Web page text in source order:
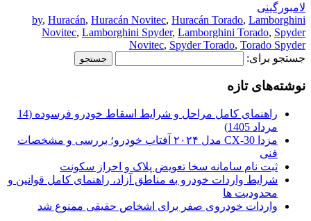
لامبورگینی
by, Huracán, Huracán Novitec, Huracán Torado, Lamborghini
Novitec, Lamborghini Spyder, Lamborghini Torado, Spyder
Novitec, Spyder Torado, Torado Spyder
جستجو برای:
نوشته‌های تازه
راهنمای کامل مراحل و شرایط اسقاط خودرو فرسوده (14
مرداد 1405)
مزدا CX-30 مدل ۲۰۲۴ آفتاب خودرو؛ بررسی و مشخصات
فنی
ثبت نام سامانه سخا تعویض پلاک و احراز سکونت
شرایط واردات خودرو به مناطق آزاد، راهنمای کامل قوانین و
محدودیت ها
واردات خودروی صفر برای اشخاص حقیقی ممنوع شد